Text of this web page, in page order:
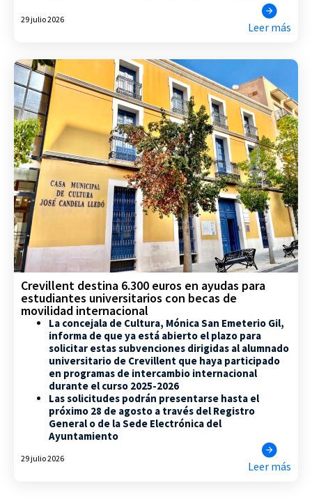
29 julio 2026
Leer más
Crevillent destina 6.300 euros en ayudas para
estudiantes universitarios con becas de
movilidad internacional
La concejala de Cultura, Mónica San Emeterio Gil,
informa de que ya está abierto el plazo para
solicitar estas subvenciones dirigidas al alumnado
universitario de Crevillent que haya participado
en programas de intercambio internacional
durante el curso 2025-2026
Las solicitudes podrán presentarse hasta el
próximo 28 de agosto a través del Registro
General o de la Sede Electrónica del
Ayuntamiento
29 julio 2026
Leer más